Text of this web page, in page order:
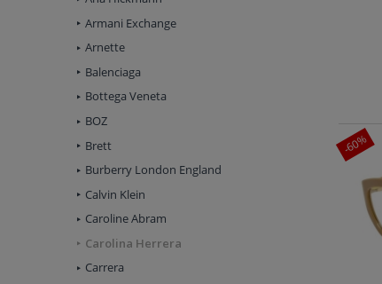
Armani Exchange
Arnette
Balenciaga
Bottega Veneta
BOZ
Brett
Burberry London England
Calvin Klein
Caroline Abram
Carolina Herrera
Carrera
-60%